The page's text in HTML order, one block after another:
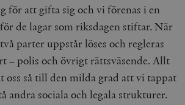
för att gifta sig och vi förenas i en
de lagar som riksdagen stiftar. När
parter uppstår löses och regleras
– polis och övrigt rättsväsende. Allt
oss så till den milda grad att vi tappat
andra sociala och legala strukturer.